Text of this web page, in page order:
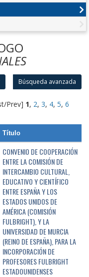
Búsqueda avanzada
Prev] 1, 2, 3, 4, 5, 6
Título
CONVENIO DE COOPERACIÓN
ENTRE LA COMISIÓN DE
INTERCAMBIO CULTURAL,
EDUCATIVO Y CIENTÍFICO
ENTRE ESPAÑA Y LOS
ESTADOS UNIDOS DE
AMÉRICA (COMISIÓN
FULBRIGHT), Y LA
UNIVERSIDAD DE MURCIA
(REINO DE ESPAÑA), PARA LA
INCORPORACIÓN DE
PROFESORES FULBRIGHT
ESTADOUNIDENSES